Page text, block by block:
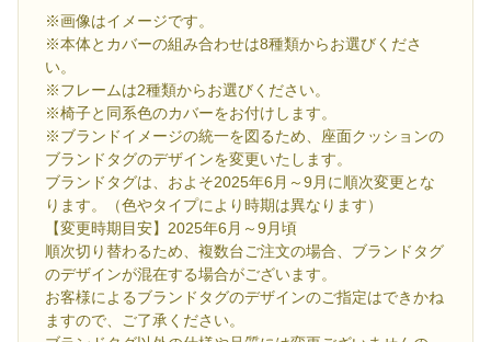
※画像はイメージです。
※本体とカバーの組み合わせは8種類からお選びくださ
い。
※フレームは2種類からお選びください。
※椅子と同系色のカバーをお付けします。
※ブランドイメージの統一を図るため、座面クッションの
ブランドタグのデザインを変更いたします。
ブランドタグは、およそ2025年6月～9月に順次変更とな
ります。（色やタイプにより時期は異なります）
【変更時期目安】2025年6月～9月頃
順次切り替わるため、複数台ご注文の場合、ブランドタグ
のデザインが混在する場合がございます。
お客様によるブランドタグのデザインのご指定はできかね
ますので、ご了承ください。